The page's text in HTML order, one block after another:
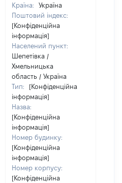
Країна:
Україна
Поштовий індекс:
[Конфіденційна
інформація]
Населений пункт:
Шепетівка /
Хмельницька
область / Україна
Тип:
[Конфіденційна
інформація]
Назва:
[Конфіденційна
інформація]
Номер будинку:
[Конфіденційна
інформація]
Номер корпусу:
[Конфіденційна